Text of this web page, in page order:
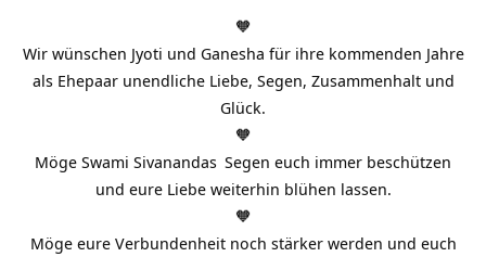
🧡
Wir wünschen Jyoti und Ganesha für ihre kommenden Jahre
als Ehepaar unendliche Liebe, Segen, Zusammenhalt und
Glück.
🧡
Möge Swami Sivanandas Segen euch immer beschützen
und eure Liebe weiterhin blühen lassen.
🧡
Möge eure Verbundenheit noch stärker werden und euch